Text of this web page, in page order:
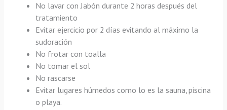
No lavar con Jabón durante 2 horas después del
tratamiento
Evitar ejercicio por 2 días evitando al máximo la
sudoración
No frotar con toalla
No tomar el sol
No rascarse
Evitar lugares húmedos como lo es la sauna, piscina
o playa.